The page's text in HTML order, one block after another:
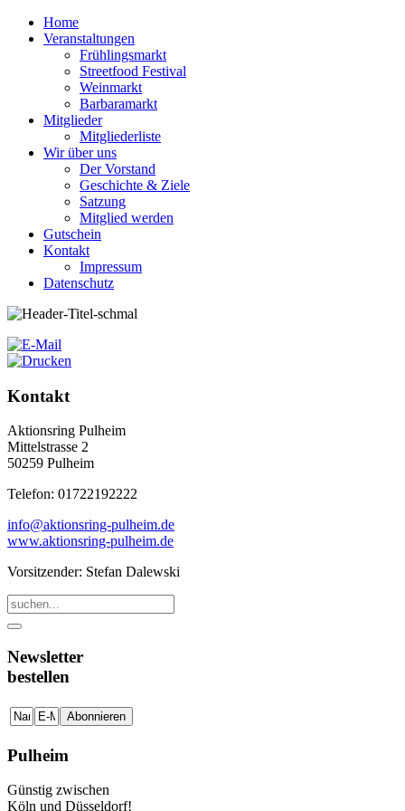
Home
Veranstaltungen
Frühlingsmarkt
Streetfood Festival
Weinmarkt
Barbaramarkt
Mitglieder
Mitgliederliste
Wir über uns
Der Vorstand
Geschichte & Ziele
Satzung
Mitglied werden
Gutschein
Kontakt
Impressum
Datenschutz
Kontakt
Aktionsring Pulheim
Mittelstrasse 2
50259 Pulheim
Telefon: 01722192222
info@aktionsring-pulheim.de
www.aktionsring-pulheim.de
Vorsitzender: Stefan Dalewski
Newsletter
bestellen
Pulheim
Günstig zwischen
Köln und Düsseldorf!